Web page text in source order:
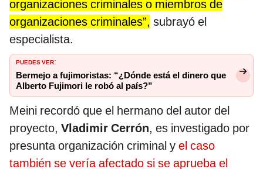
organizaciones criminales o miembros de
organizaciones criminales”, subrayó el
especialista.
PUEDES VER:
Bermejo a fujimoristas: “¿Dónde está el dinero que
Alberto Fujimori le robó al país?”
Meini recordó que el hermano del autor del
proyecto, Vladimir Cerrón, es investigado por
presunta organización criminal y el caso
también se vería afectado si se aprueba el